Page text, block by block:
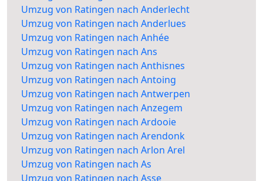
Umzug von Ratingen nach Anderlecht
Umzug von Ratingen nach Anderlues
Umzug von Ratingen nach Anhée
Umzug von Ratingen nach Ans
Umzug von Ratingen nach Anthisnes
Umzug von Ratingen nach Antoing
Umzug von Ratingen nach Antwerpen
Umzug von Ratingen nach Anzegem
Umzug von Ratingen nach Ardooie
Umzug von Ratingen nach Arendonk
Umzug von Ratingen nach Arlon Arel
Umzug von Ratingen nach As
Umzug von Ratingen nach Asse